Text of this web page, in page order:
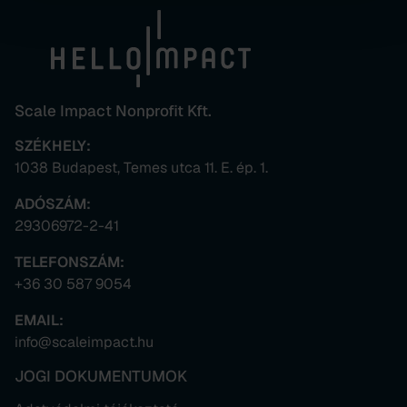
Scale Impact Nonprofit Kft.
SZÉKHELY:
1038 Budapest, Temes utca 11. E. ép. 1.
ADÓSZÁM:
29306972-2-41
TELEFONSZÁM:
+36 30 587 9054
EMAIL:
info@scaleimpact.hu
JOGI DOKUMENTUMOK